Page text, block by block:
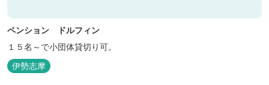
ペンション ドルフィン
１５名～で小団体貸切り可。
伊勢志摩